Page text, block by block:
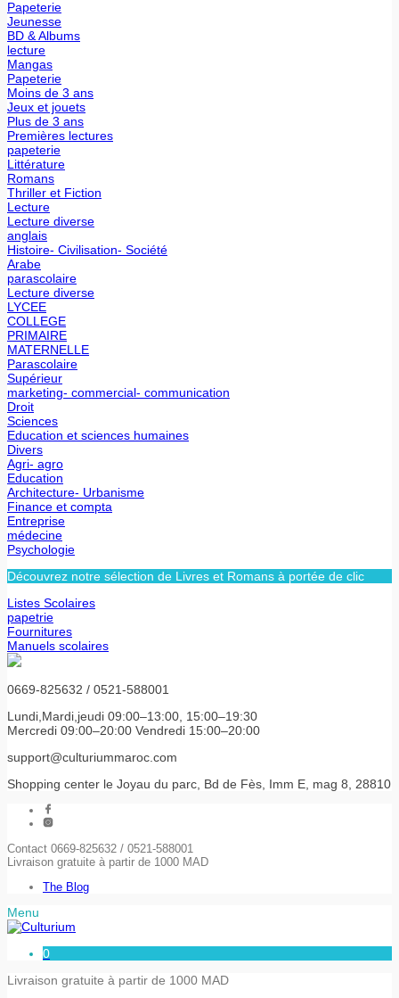
Papeterie
Jeunesse
BD & Albums
lecture
Mangas
Papeterie
Moins de 3 ans
Jeux et jouets
Plus de 3 ans
Premières lectures
papeterie
Littérature
Romans
Thriller et Fiction
Lecture
Lecture diverse
anglais
Histoire- Civilisation- Société
Arabe
parascolaire
Lecture diverse
LYCEE
COLLEGE
PRIMAIRE
MATERNELLE
Parascolaire
Supérieur
marketing- commercial- communication
Droit
Sciences
Education et sciences humaines
Divers
Agri- agro
Education
Architecture- Urbanisme
Finance et compta
Entreprise
médecine
Psychologie
Découvrez notre sélection de Livres et Romans à portée de clic
Listes Scolaires
papetrie
Fournitures
Manuels scolaires
0669-825632 / 0521-588001
Lundi,Mardi,jeudi 09:00–13:00, 15:00–19:30
Mercredi 09:00–20:00 Vendredi 15:00–20:00
support@culturiummaroc.com
Shopping center le Joyau du parc, Bd de Fès, Imm E, mag 8, 28810
Contact 0669-825632 / 0521-588001
Livraison gratuite à partir de 1000 MAD
The Blog
Menu
0
Livraison gratuite à partir de 1000 MAD